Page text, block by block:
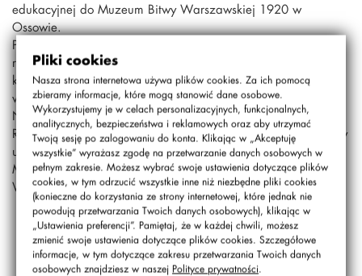
Pliki cookies
Nasza strona internetowa używa plików cookies. Za ich pomocą
zbieramy informacje, które mogą stanowić dane osobowe.
Wykorzystujemy je w celach personalizacyjnych, funkcjonalnych,
analitycznych, bezpieczeństwa i reklamowych oraz aby utrzymać
Twoją sesję po zalogowaniu do konta. Klikając w „Akceptuję
wszystkie” wyrażasz zgodę na przetwarzanie danych osobowych w
pełnym zakresie. Możesz wybrać swoje ustawienia dotyczące plików
cookies, w tym odrzucić wszystkie inne niż niezbędne pliki cookies
(konieczne do korzystania ze strony internetowej, które jednak nie
powodują przetwarzania Twoich danych osobowych), klikając w
„Ustawienia preferencji”. Pamiętaj, że w każdej chwili, możesz
zmienić swoje ustawienia dotyczące plików cookies. Szczegółowe
informacje, w tym dotyczące zakresu przetwarzania Twoich danych
osobowych znajdziesz w naszej Polityce prywatności.
edukacyjnej do Muzeum Bitwy Warszawskiej 1920 w
Ossowie.
Podróż koleją i komunikacją miejską przysporzyły wiele
radości – a zimowa aura otoczenia muzeum – wizyta przy
kaplicy pobitewnej oraz w samym obiekcie – przyniosły masę
wzruszeń i nowych doświadczeń.
Na podkreślenie zasługuje opowieść ucznia klasy 7B –
Roberta o eksponacie z wystawy – czołgu Renault FT. Wszyscy
uczestnicy słuchali z zapartym tchem.
Muzeum Bitwy Warszawskiej 1920 jest placówką Muzeum
Wojska Polskiego. Gorąco polecamy.